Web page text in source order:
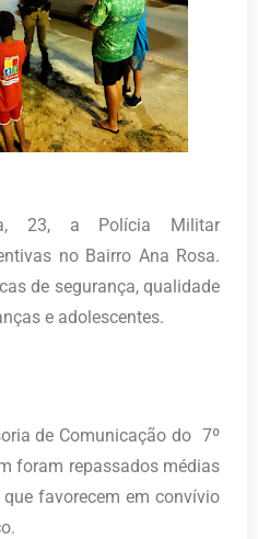
23, a Polícia Militar
no Bairro Ana Rosa.
de segurança, qualidade
e adolescentes.
de Comunicação do 7º
foram repassados médias
favorecem em convívio